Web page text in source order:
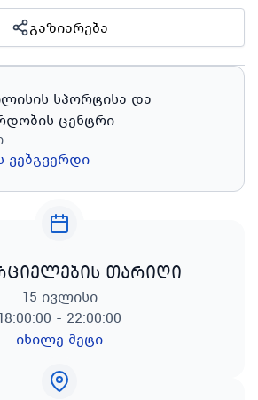
გაზიარება
სპორტისა და
ცენტრი
ვებგვერდი
თარიღი
15 ივლისი
- 22:00:00
იხილე მეტი